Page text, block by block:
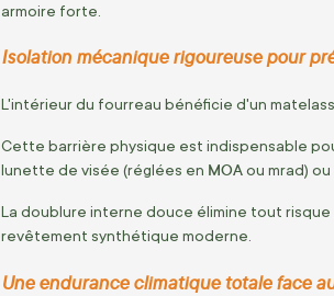
armoire forte.
Isolation mécanique rigoureuse pour
L'intérieur du fourreau bénéficie d'un
Cette barrière physique est indispensable
lunette de visée (réglées en MOAou mrad)
La doublure interne douce élimine tout
revêtement synthétique moderne.
Une endurance climatique totale face